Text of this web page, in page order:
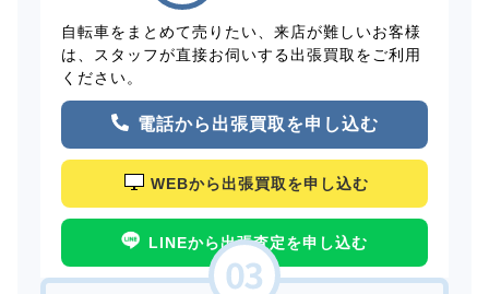
自転車をまとめて売りたい、来店が難しいお客様
は、スタッフが直接お伺いする出張買取をご利用
ください。
電話から出張買取を申し込む
WEBから出張買取を申し込む
LINEから出張査定を申し込む